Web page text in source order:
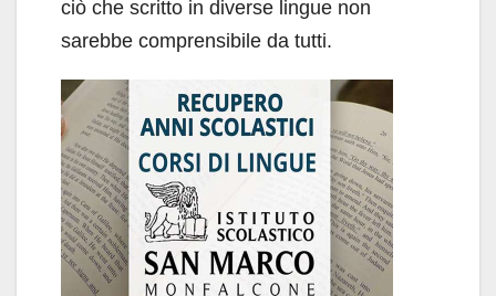
ciò che scritto in diverse lingue non
sarebbe comprensibile da tutti.